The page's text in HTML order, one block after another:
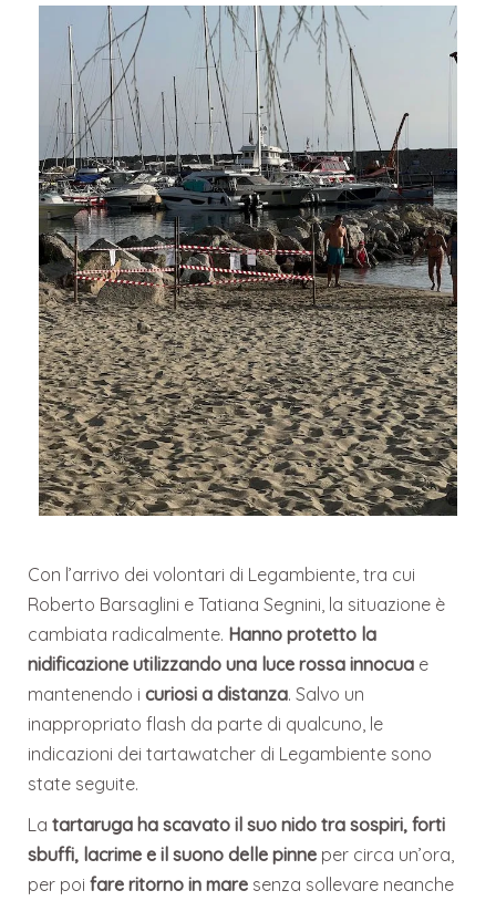
Con l’arrivo dei volontari di Legambiente, tra cui
Roberto Barsaglini e Tatiana Segnini, la situazione è
cambiata radicalmente. Hanno protetto la
nidificazione utilizzando una luce rossa innocua e
mantenendo icuriosi a distanza. Salvo un
inappropriato flash da parte di qualcuno, le
indicazioni dei tartawatcher di Legambiente sono
state seguite.
Latartaruga ha scavato il suo nido tra sospiri, forti
sbuffi, lacrime e il suono delle pinne per circa un’ora,
per poifare ritorno in mare senza sollevare neanche